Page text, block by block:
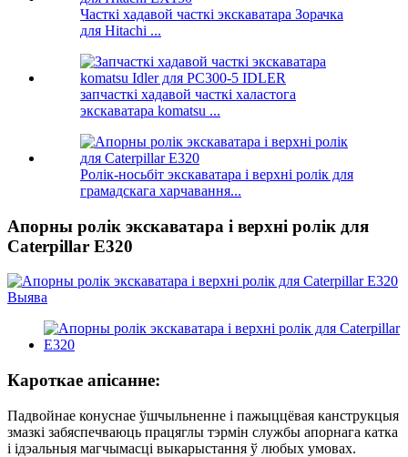
Часткі хадавой часткі экскаватара Зорачка
для Hitachi ...
запчасткі хадавой часткі халастога
экскаватара komatsu ...
Ролік-носьбіт экскаватара і верхні ролік для
грамадскага харчавання...
Апорны ролік экскаватара і верхні ролік для
Caterpillar E320
Кароткае апісанне:
Падвойнае конуснае ўшчыльненне і пажыццёвая канструкцыя
змазкі забяспечваюць працяглы тэрмін службы апорнага катка
і ідэальныя магчымасці выкарыстання ў любых умовах.